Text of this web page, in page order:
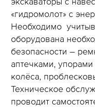
«гидромолот» с
Необходимо
оборудована
безопасности –
аптечками,
колёса,
Техническое
проводит